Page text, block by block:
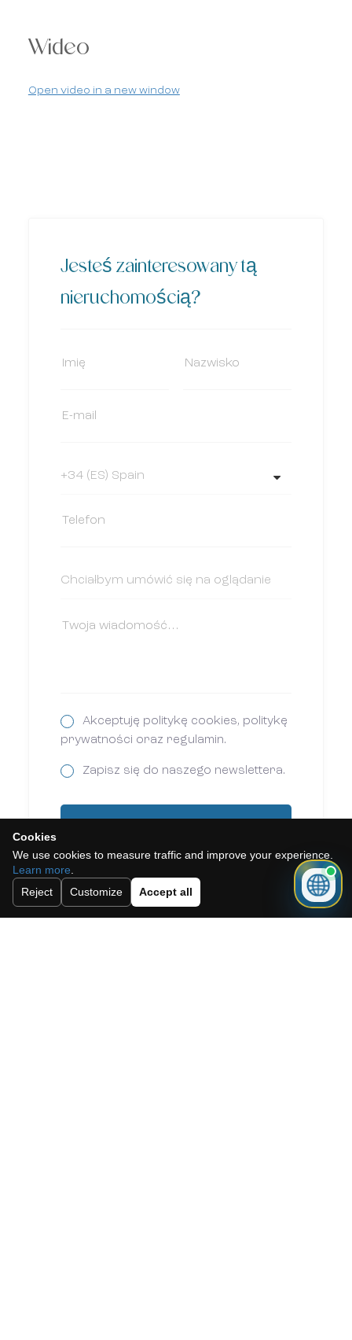
Wideo
Open video in a new window
Jesteś zainteresowany tą
nieruchomością?
Akceptuję politykę cookies, politykę
prywatności oraz regulamin.
Zapisz się do naszego newslettera.
Cookies
We use cookies to measure traffic and improve your experience.
Learn more
Reject
Customize Accept all